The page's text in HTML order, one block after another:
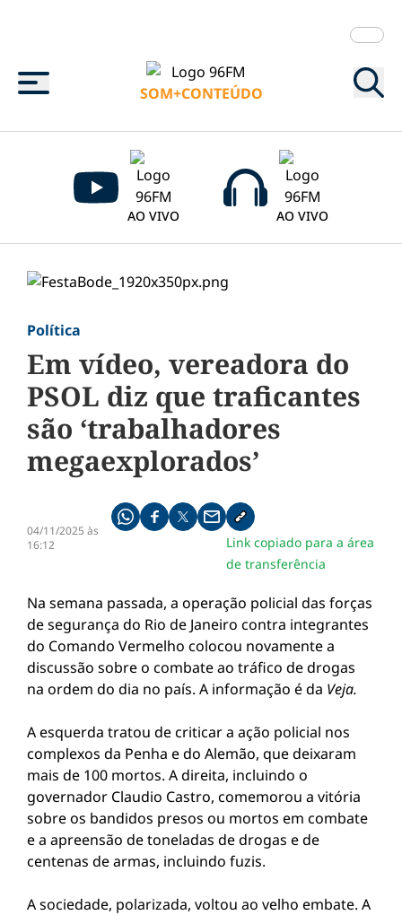
Menu
SOM+CONTEÚDO
AO VIVO AO VIVO
Política
Em vídeo, vereadora do
PSOL diz que traficantes
são ‘trabalhadores
megaexplorados’
04/11/2025 às
16:12
Compartilhe pelo whatsapp
Compartilhar no facebook
Compartilhar no twitter
Compartilhe pelo email
Copiar link da notícia
Link copiado para a área
de transferência
Na semana passada, a operação policial das forças
de segurança do Rio de Janeiro contra integrantes
do Comando Vermelho colocou novamente a
discussão sobre o combate ao tráfico de drogas
na ordem do dia no país. A informação é da Veja.
A esquerda tratou de criticar a ação policial nos
complexos da Penha e do Alemão, que deixaram
mais de 100 mortos. A direita, incluindo o
governador Claudio Castro, comemorou a vitória
sobre os bandidos presos ou mortos em combate
e a apreensão de toneladas de drogas e de
centenas de armas, incluindo fuzis.
A sociedade, polarizada, voltou ao velho embate. A